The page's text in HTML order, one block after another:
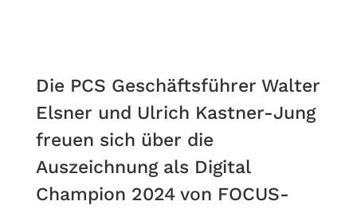
Die PCS Geschäftsführer Walter
Elsner und Ulrich Kastner-Jung
freuen sich über die
Auszeichnung als Digital
Champion 2024 von FOCUS-